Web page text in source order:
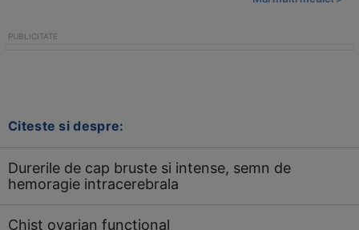
Citeste si despre:
Durerile de cap bruste si intense, semn de
hemoragie intracerebrala
Chist ovarian functional